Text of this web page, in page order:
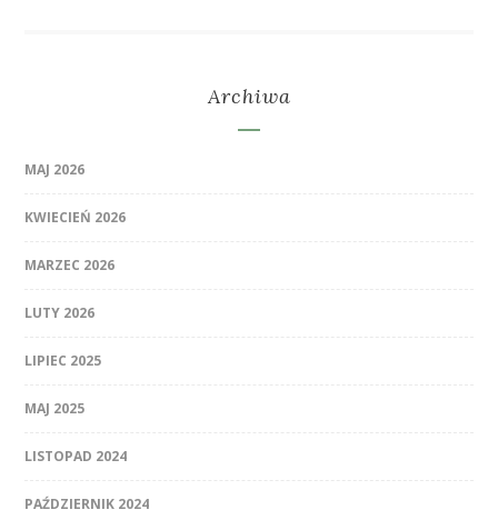
Archiwa
MAJ 2026
KWIECIEŃ 2026
MARZEC 2026
LUTY 2026
LIPIEC 2025
MAJ 2025
LISTOPAD 2024
PAŹDZIERNIK 2024